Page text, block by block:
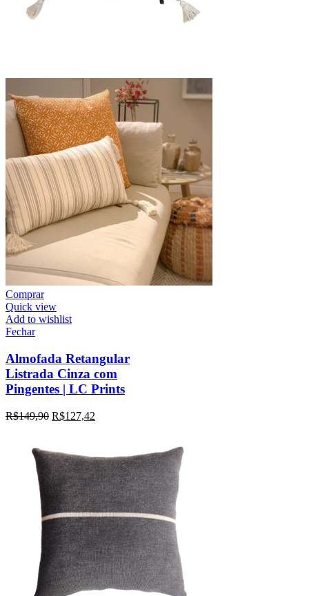
Comprar
Quick view
Add to wishlist
Fechar
Almofada Retangular
Listrada Cinza com
Pingentes | LC Prints
R$149,90 R$127,42